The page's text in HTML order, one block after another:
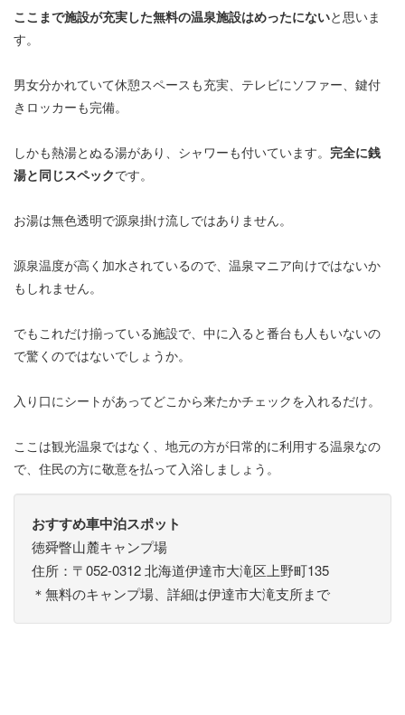
ここまで施設が充実した無料の温泉施設はめったにないと思いま
す。
男女分かれていて休憩スペースも充実、テレビにソファー、鍵付
きロッカーも完備。
しかも熱湯とぬる湯があり、シャワーも付いています。 完全に銭
湯と同じスペックです。
お湯は無色透明で源泉掛け流しではありません。
源泉温度が高く加水されているので、温泉マニア向けではないか
もしれません。
でもこれだけ揃っている施設で、中に入ると番台も人もいないの
で驚くのではないでしょうか。
入り口にシートがあってどこから来たかチェックを入れるだけ。
ここは観光温泉ではなく、地元の方が日常的に利用する温泉なの
で、住民の方に敬意を払って入浴しましょう。
おすすめ車中泊スポット
徳舜瞥山麓キャンプ場
住所：〒052-0312 北海道伊達市大滝区上野町135
＊無料のキャンプ場、詳細は伊達市大滝支所まで